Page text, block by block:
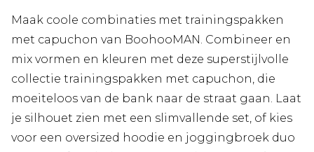
Maak coole combinaties met trainingspakken
met capuchon van BoohooMAN. Combineer en
mix vormen en kleuren met deze superstijlvolle
collectie trainingspakken met capuchon, die
moeiteloos van de bank naar de straat gaan. Laat
je silhouet zien met een slimvallende set, of kies
voor een oversized hoodie en joggingbroek duo